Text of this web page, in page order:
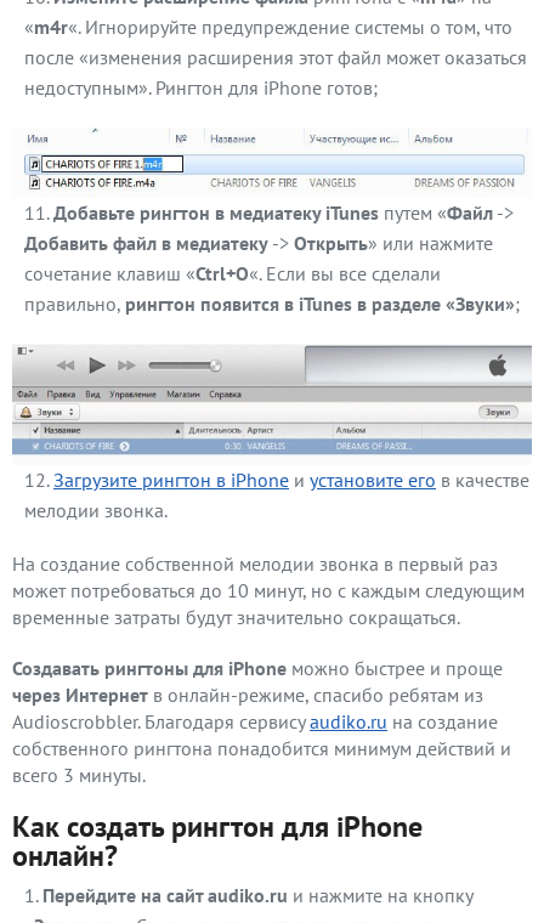
«m4r«. Игнорируйте предупреждение системы о том, что
после «изменения расширения этот файл может оказаться
недоступным». Рингтон для iPhone готов;
Добавьте рингтон в медиатеку iTunes путем «Файл ->
Добавить файл в медиатеку -> Открыть» или нажмите
сочетание клавиш «Ctrl+O«. Если вы все сделали
правильно, рингтон появится в iTunes в разделе «Звуки»;
Загрузите рингтон в iPhone и установите его в качестве
мелодии звонка.
На создание собственной мелодии звонка в первый раз
может потребоваться до 10 минут, но с каждым следующим
временные затраты будут значительно сокращаться.
Создавать рингтоны для iPhone можно быстрее и проще
через Интернет в онлайн-режиме, спасибо ребятам из
Audioscrobbler. Благодаря сервисуaudiko.ru на создание
собственного рингтона понадобится минимум действий и
всего 3 минуты.
Как создать рингтон для iPhone
онлайн?
Перейдите на сайт audiko.ru и нажмите на кнопку